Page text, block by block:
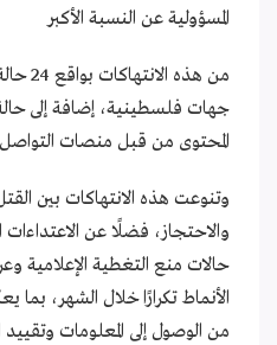
المسؤولية عن النسبة الأكبر
جهات فلسطينية، إضافة إلى
المحتوى من قبل منصات التواصل
وتنوعت هذه الانتهاكات بين
والاحتجاز، فضلًا عن
حالات منع التغطية الإعلامية
الأنماط تكرارًا خلال الشهر،
من الوصول إلى المعلومات وتقييد